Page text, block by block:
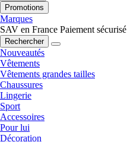
Promotions
Marques
SAV en France Paiement sécurisé
Rechercher
Nouveautés
Vêtements
Vêtements grandes tailles
Chaussures
Lingerie
Sport
Accessoires
Pour lui
Décoration